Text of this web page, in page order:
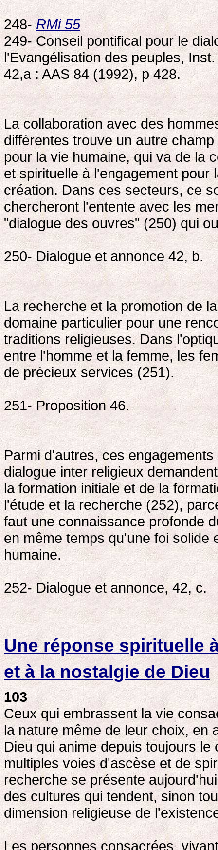
248-RMi 55
249- Conseil pontifical pour le
l'Evangélisation des peuples,
42,a : AAS 84 (1992), p 428.
La collaboration avec des
différentes trouve un autre
pour la vie humaine, qui va de la
et spirituelle à l'engagement pour
création. Dans ces secteurs, ce
chercheront l'entente avec les
"dialogue des ouvres" (250) qui
250- Dialogue et annonce 42, b.
La recherche et la promotion de
domaine particulier pour une
traditions religieuses. Dans
entre l'homme et la femme, les
de précieux services (251).
251- Proposition 46.
Parmi d'autres, ces
dialogue inter religieux
la formation initiale et de la
l'étude et la recherche (252),
faut une connaissance profonde
en même temps qu'une foi solide
humaine.
252- Dialogue et annonce, 42, c.
Une réponse spirituelle
et à la nostalgie de Dieu
103
Ceux qui embrassent la vie
la nature même de leur choix, en
Dieu qui anime depuis toujours
multiples voies d'ascèse et de
recherche se présente
des cultures qui tendent, sinon
dimension religieuse de
Les personnes consacrées,